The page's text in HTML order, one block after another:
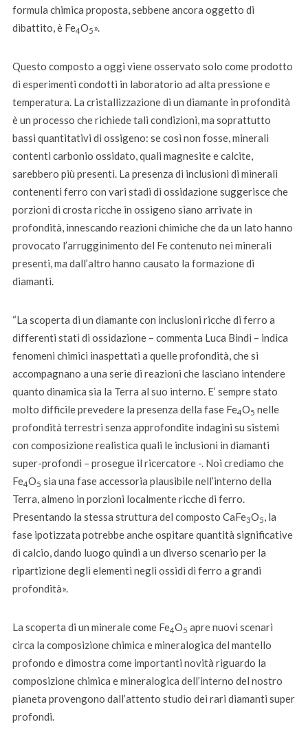
formula chimica proposta, sebbene ancora oggetto di
dibattito, è Fe4O5».
Questo composto a oggi viene osservato solo come prodotto
di esperimenti condotti in laboratorio ad alta pressione e
temperatura. La cristallizzazione di un diamante in profondità
è un processo che richiede tali condizioni, ma soprattutto
bassi quantitativi di ossigeno: se così non fosse, minerali
contenti carbonio ossidato, quali magnesite e calcite,
sarebbero più presenti. La presenza di inclusioni di minerali
contenenti ferro con vari stadi di ossidazione suggerisce che
porzioni di crosta ricche in ossigeno siano arrivate in
profondità, innescando reazioni chimiche che da un lato hanno
provocato l’arrugginimento del Fe contenuto nei minerali
presenti, ma dall’altro hanno causato la formazione di
diamanti.
“La scoperta di un diamante con inclusioni ricche di ferro a
differenti stati di ossidazione – commenta Luca Bindi – indica
fenomeni chimici inaspettati a quelle profondità, che si
accompagnano a una serie di reazioni che lasciano intendere
quanto dinamica sia la Terra al suo interno. E’ sempre stato
molto difficile prevedere la presenza della fase Fe4O5 nelle
profondità terrestri senza approfondite indagini su sistemi
con composizione realistica quali le inclusioni in diamanti
super-profondi – prosegue il ricercatore -. Noi crediamo che
Fe4O5 sia una fase accessoria plausibile nell’interno della
Terra, almeno in porzioni localmente ricche di ferro.
Presentando la stessa struttura del composto CaFe3O5, la
fase ipotizzata potrebbe anche ospitare quantità significative
di calcio, dando luogo quindi a un diverso scenario per la
ripartizione degli elementi negli ossidi di ferro a grandi
profondità».
La scoperta di un minerale come Fe4O5 apre nuovi scenari
circa la composizione chimica e mineralogica del mantello
profondo e dimostra come importanti novità riguardo la
composizione chimica e mineralogica dell’interno del nostro
pianeta provengono dall’attento studio dei rari diamanti super
profondi.